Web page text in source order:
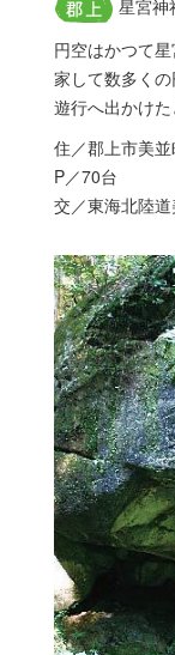
星宮神
円空はかつて
家して数多く
遊行へ出かけた
住／郡上市美
P／70台
交／東海北陸